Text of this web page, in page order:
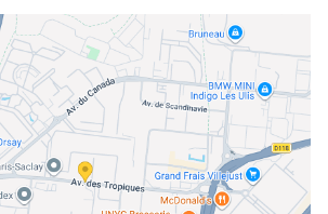
08:00 - 19:00
08:00 - 19:00
08:00 - 19:00
08:00 - 19:00
09:00 - 18:30
fermé